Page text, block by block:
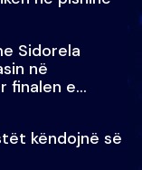
Sidorela
në
finalen e
këndojnë së